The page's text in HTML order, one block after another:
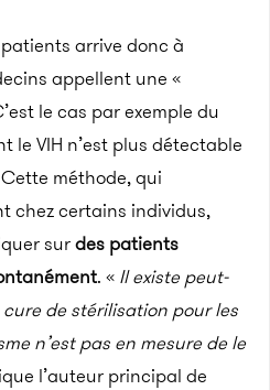
arrive donc à
appellent une «
le cas par exemple du
le VIH n’est plus détectable
Cette méthode, qui
chez certains individus,
surdes patients
. « Ilexiste peut-
de stérilisation pour les
n’est pas en mesure de le
l’auteur principal de